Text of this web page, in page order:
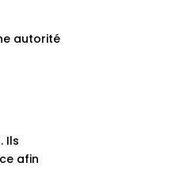
autorité
Ils
afin